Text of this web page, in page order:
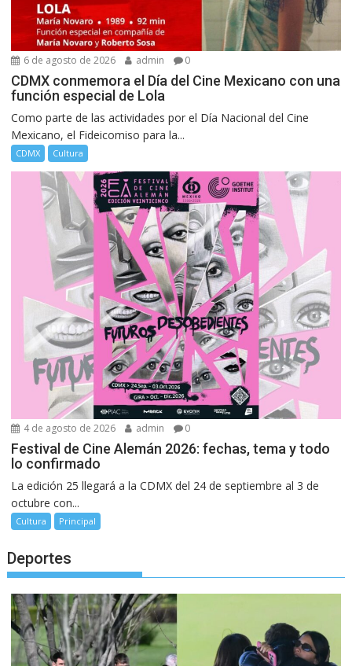
6 de agosto de 2026 admin 0
CDMX conmemora el Día del Cine Mexicano con una
función especial de Lola
Como parte de las actividades por el Día Nacional del Cine
Mexicano, el Fideicomiso para la...
CDMX Cultura
4 de agosto de 2026 admin 0
Festival de Cine Alemán 2026: fechas, tema y todo
lo confirmado
La edición 25 llegará a la CDMX del 24 de septiembre al 3 de
octubre con...
Cultura Principal
Deportes